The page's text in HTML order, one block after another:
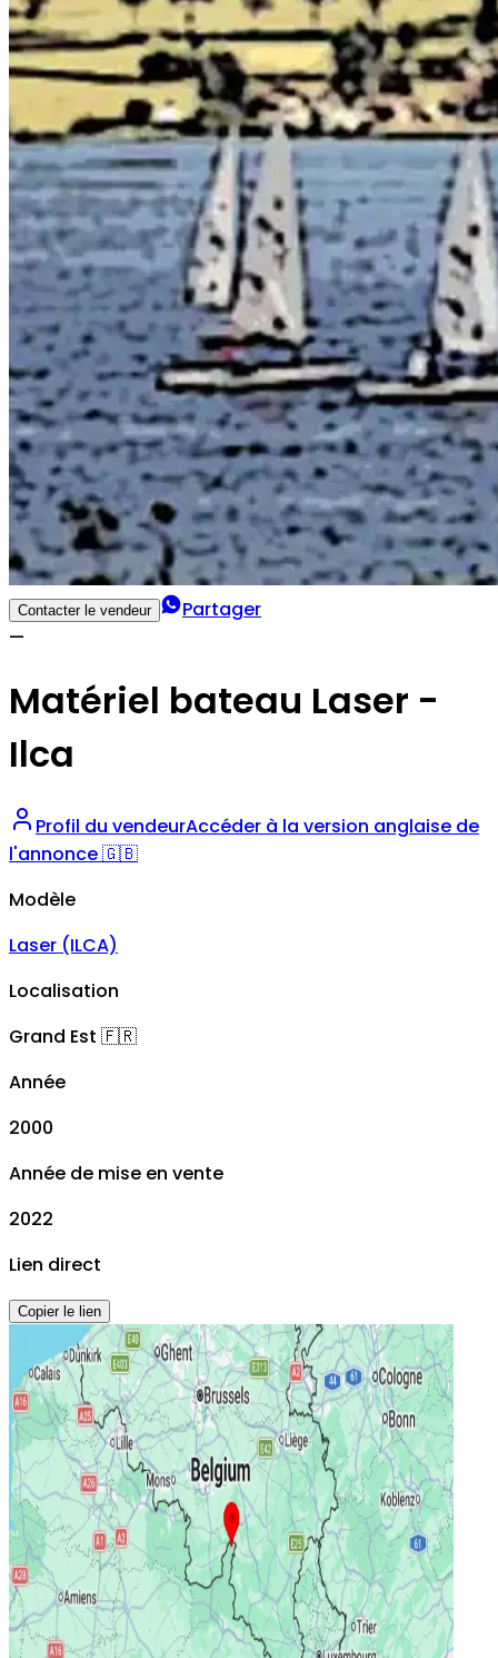
Contacter le vendeur
Partager
—
Matériel bateau Laser -
Ilca
Profil du vendeurAccéder à la version anglaise de
l'annonce 🇬🇧
Modèle
Laser (ILCA)
Localisation
Grand Est 🇫🇷
Année
2000
Année de mise en vente
2022
Lien direct
Copier le lien